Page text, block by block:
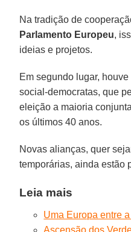
Na tradição de
Parlamento Europeu,
ideias e projetos.
Em segundo lugar,
social-democratas, que
eleição a maioria
os últimos 40 anos.
Novas alianças, quer
temporárias, ainda estão
Leia mais
Uma Europa entre
Ascensão dos